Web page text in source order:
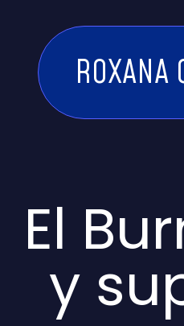
ROXANA
El
y